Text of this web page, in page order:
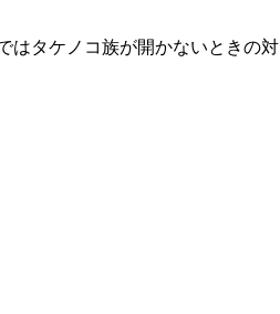
はタケノコ族が開かないときの対